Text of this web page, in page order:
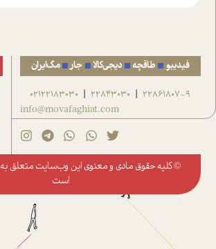
فیدیبو طاقچه دیجی‌کالا جار مگ‌ایران
22861807-9
|
22843030
|
02122183030
info@movafaghiat.com
© کلیه حقوق مادی و معنوی این وب‌سایت متعلق به
است